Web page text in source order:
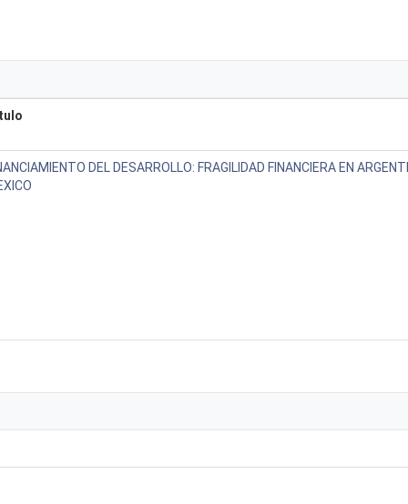
DEL DESARROLLO: FRAGILIDAD FINANCIERA EN